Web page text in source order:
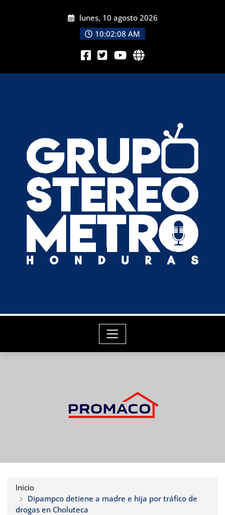
lunes, 10 agosto 2026
10:02:10 AM
Inicio
Dipampco detiene a madre e hija por tráfico de
drogas en Choluteca